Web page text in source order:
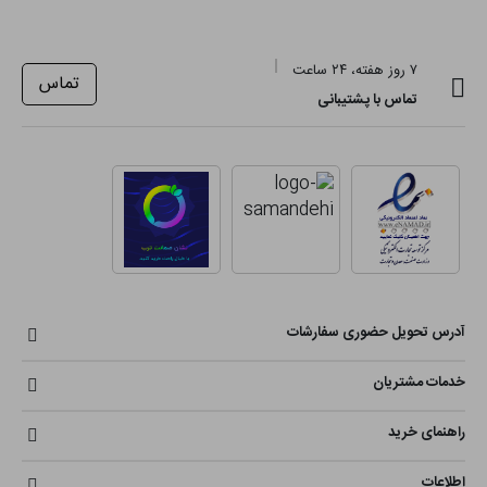
۷ روز هفته، ۲۴ ساعت
تماس با پشتیبانی
تماس
آدرس تحویل حضوری سفارشات
خدمات مشتریان
راهنمای خرید
اطلاعات